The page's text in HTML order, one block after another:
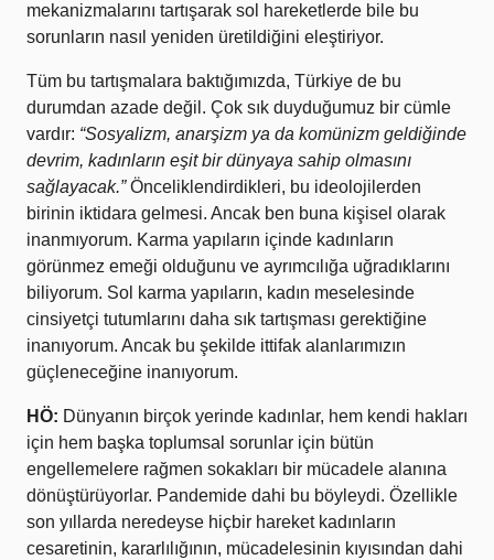
mekanizmalarını tartışarak sol hareketlerde bile bu
sorunların nasıl yeniden üretildiğini eleştiriyor.
Tüm bu tartışmalara baktığımızda, Türkiye de bu
durumdan azade değil. Çok sık duyduğumuz bir cümle
vardır: “Sosyalizm, anarşizm ya da komünizm geldiğinde
devrim, kadınların eşit bir dünyaya sahip olmasını
sağlayacak.”Önceliklendirdikleri, bu ideolojilerden
birinin iktidara gelmesi. Ancak ben buna kişisel olarak
inanmıyorum. Karma yapıların içinde kadınların
görünmez emeği olduğunu ve ayrımcılığa uğradıklarını
biliyorum. Sol karma yapıların, kadın meselesinde
cinsiyetçi tutumlarını daha sık tartışması gerektiğine
inanıyorum. Ancak bu şekilde ittifak alanlarımızın
güçleneceğine inanıyorum.
HÖ: Dünyanın birçok yerinde kadınlar, hem kendi hakları
için hem başka toplumsal sorunlar için bütün
engellemelere rağmen sokakları bir mücadele alanına
dönüştürüyorlar. Pandemide dahi bu böyleydi. Özellikle
son yıllarda neredeyse hiçbir hareket kadınların
cesaretinin, kararlılığının, mücadelesinin kıyısından dahi